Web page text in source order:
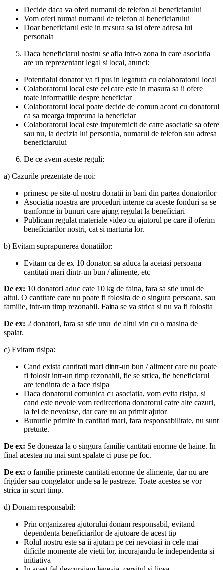
Decide daca va oferi numarul de telefon al beneficiarului
Vom oferi numai numarul de telefon al beneficiarului
Doar beneficiarul este in masura sa isi ofere adresa lui
personala
Daca beneficiarul nostru se afla intr-o zona in care asociatia
are un reprezentant legal si local, atunci:
Potentialul donator va fi pus in legatura cu colaboratorul local
Colaboratorul local este cel care este in masura sa ii ofere
toate informatiile despre beneficiar
Colaboratorul local poate decide de comun acord cu donatorul
ca sa mearga impreuna la beneficiar
Colaboratorul local este imputernicit de catre asociatie sa ofere
sau nu, la decizia lui personala, numarul de telefon sau adresa
beneficiarului
De ce avem aceste reguli:
a) Cazurile prezentate de noi:
primesc pe site-ul nostru donatii in bani din partea donatorilor
Asociatia noastra are proceduri interne ca aceste fonduri sa se
tranforme in bunuri care ajung regulat la beneficiari
Publicam regulat materiale video cu ajutorul pe care il oferim
beneficiarilor nostri, cat si marturia lor.
b) Evitam suprapunerea donatiilor:
Evitam ca de ex 10 donatori sa aduca la aceiasi persoana
cantitati mari dintr-un bun / alimente, etc
De ex: 10 donatori aduc cate 10 kg de faina, fara sa stie unul de
altul. O cantitate care nu poate fi folosita de o singura persoana, sau
familie, intr-un timp rezonabil. Faina se va strica si nu va fi folosita
De ex: 2 donatori, fara sa stie unul de altul vin cu o masina de
spalat.
c) Evitam risipa:
Cand exista cantitati mari dintr-un bun / aliment care nu poate
fi folosit intr-un timp rezonabil, fie se strica, fie beneficiarul
are tendinta de a face risipa
Daca donatorul comunica cu asociatia, vom evita risipa, si
cand este nevoie vom redirectiona donatorul catre alte cazuri,
la fel de nevoiase, dar care nu au primit ajutor
Bunurile primite in cantitati mari, fara responsabilitate, nu sunt
pretuite.
De ex: Se doneaza la o singura familie cantitati enorme de haine. In
final acestea nu mai sunt spalate ci puse pe foc.
De ex: o familie primeste cantitati enorme de alimente, dar nu are
frigider sau congelator unde sa le pastreze. Toate acestea se vor
strica in scurt timp.
d) Donam responsabil:
Prin organizarea ajutorului donam responsabil, evitand
dependenta beneficiarilor de ajutoare de acest tip
Rolul nostru este sa ii ajutam pe cei nevoiasi in cele mai
dificile momente ale vietii lor, incurajandu-le independenta si
initiativa